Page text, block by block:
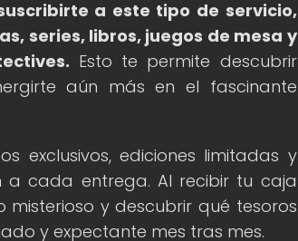
a este tipo de servicio,
series, libros, juegos de mesa y
Esto te permite descubrir
aún más en el fascinante
exclusivos, ediciones limitadas y
cada entrega. Al recibir tu caja
y descubrir qué tesoros
y expectante mes tras mes.